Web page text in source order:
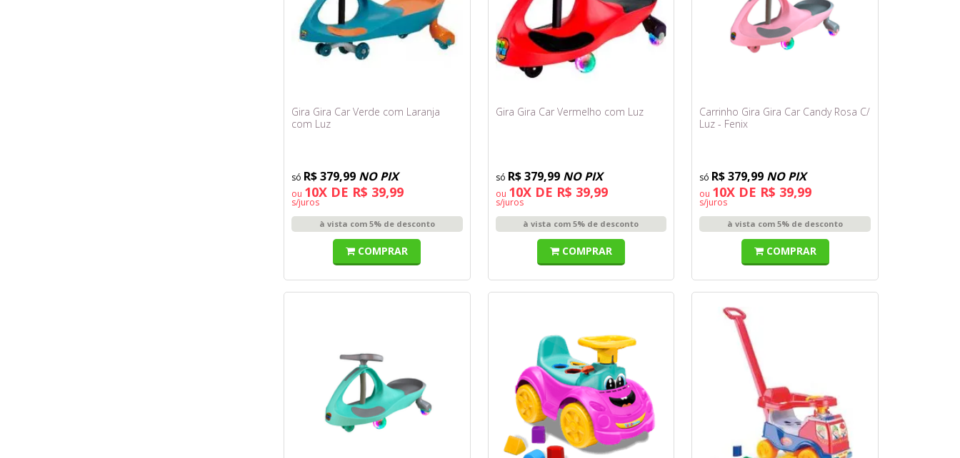
Gira Gira Car Verde com Laranja
com Luz
R$ 379,99 NO PIX
ou 10X DE R$ 39,99
s/juros
à vista com 5% de desconto
COMPRAR
Gira Gira Car Vermelho com Luz
R$ 379,99 NO PIX
ou 10X DE R$ 39,99
s/juros
à vista com 5% de desconto
COMPRAR
Carrinho Gira Gira Car Candy Rosa C/
Luz - Fenix
R$ 379,99 NO PIX
ou 10X DE R$ 39,99
s/juros
à vista com 5% de desconto
COMPRAR